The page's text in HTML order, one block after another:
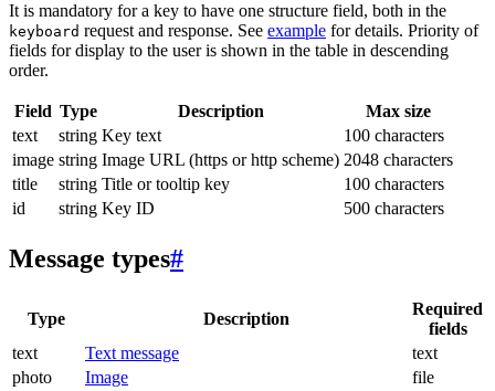
It is mandatory for a key to have one structure field, both in the
keyboard request and response. See example for details. Priority of
fields for display to the user is shown in the table in descending
order.
Field Type Description
Max size
text
string Key text
100 characters
image string Image URL (https or http scheme) 2048 characters
title
string Title or tooltip key
100 characters
id
string Key ID 500 characters
Message types#
Type Description
Required
fields
text
Text message
text
photo
Image
file